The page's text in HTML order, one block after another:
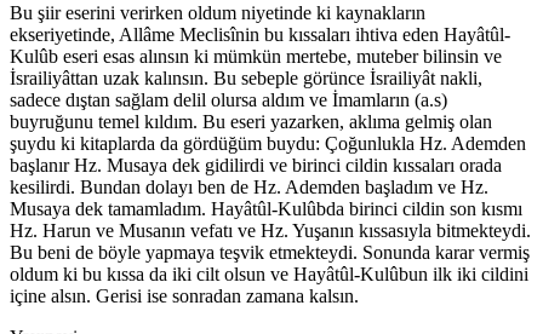
Bu şiir eserini verirken oldum niyetinde ki kaynakların
ekseriyetinde, Allâme Meclisînin bu kıssaları ihtiva eden Hayâtûl-
Kulûb eseri esas alınsın ki mümkün mertebe, muteber bilinsin ve
İsrailiyâttan uzak kalınsın. Bu sebeple görünce İsrailiyât nakli,
sadece dıştan sağlam delil olursa aldım ve İmamların (a.s)
buyruğunu temel kıldım. Bu eseri yazarken, aklıma gelmiş olan
şuydu ki kitaplarda da gördüğüm buydu: Çoğunlukla Hz. Ademden
başlanır Hz. Musaya dek gidilirdi ve birinci cildin kıssaları orada
kesilirdi. Bundan dolayı ben de Hz. Ademden başladım ve Hz.
Musaya dek tamamladım. Hayâtûl-Kulûbda birinci cildin son kısmı
Hz. Harun ve Musanın vefatı ve Hz. Yuşanın kıssasıyla bitmekteydi.
Bu beni de böyle yapmaya teşvik etmekteydi. Sonunda karar vermiş
oldum ki bu kıssa da iki cilt olsun ve Hayâtûl-Kulûbun ilk iki cildini
içine alsın. Gerisi ise sonradan zamana kalsın.